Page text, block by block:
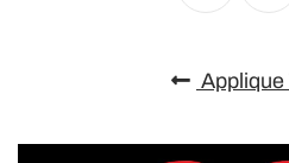
Applique